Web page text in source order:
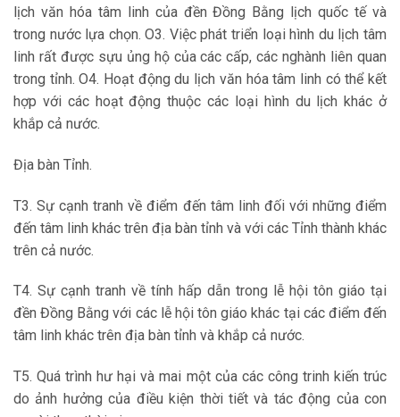
lịch văn hóa tâm linh của đền Đồng Bằng lịch quốc tế và
trong nước lựa chọn. O3. Việc phát triển loại hình du lịch tâm
linh rất được sựu ủng hộ của các cấp, các nghành liên quan
trong tỉnh. O4. Hoạt động du lịch văn hóa tâm linh có thể kết
hợp với các hoạt động thuộc các loại hình du lịch khác ở
khắp cả nước.
Địa bàn Tỉnh.
T3. Sự cạnh tranh về điểm đến tâm linh đối với những điểm
đến tâm linh khác trên địa bàn tỉnh và với các Tỉnh thành khác
trên cả nước.
T4. Sự cạnh tranh về tính hấp dẫn trong lễ hội tôn giáo tại
đền Đồng Bằng với các lễ hội tôn giáo khác tại các điểm đến
tâm linh khác trên địa bàn tỉnh và khắp cả nước.
T5. Quá trình hư hại và mai một của các công trinh kiến trúc
do ảnh hưởng của điều kiện thời tiết và tác động của con